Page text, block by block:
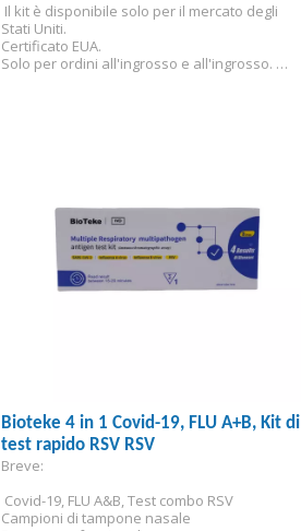
Il kit è disponibile solo per il mercato degli
Stati Uniti.
Certificato EUA.
Solo per ordini all'ingrosso e all'ingrosso.
Bioteke 4 in 1 Covid-19, FLU A+B, Kit di
test rapido RSV RSV
Breve:
Covid-19, FLU A&B, Test combo RSV
Campioni di tampone nasale